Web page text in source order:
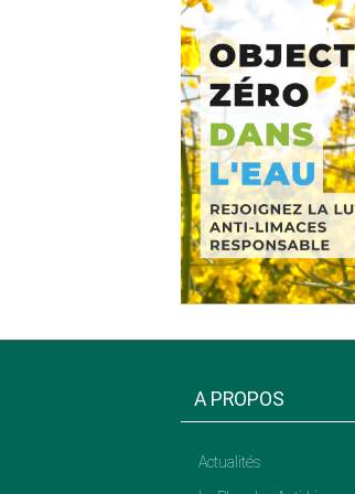
A PROPOS
Actualités